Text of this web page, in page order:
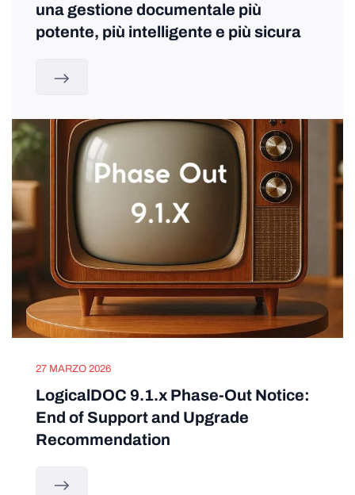
una gestione documentale più
potente, più intelligente e più sicura
27 MARZO 2026
LogicalDOC 9.1.x Phase-Out Notice:
End of Support and Upgrade
Recommendation